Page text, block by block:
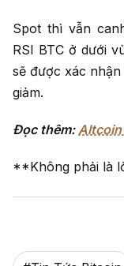
Spot thì vẫn
RSI BTC ở dưới
sẽ được xác
giảm.
Đọc thêm:Altcoin
**Không phải là